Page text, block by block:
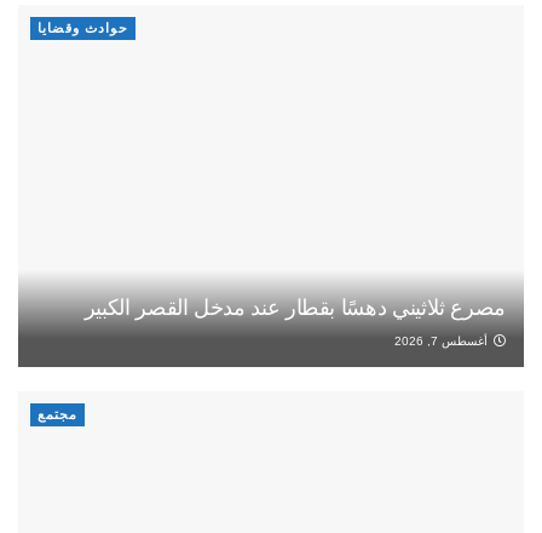
حوادث وقضايا
مصرع ثلاثيني دهسًا بقطار عند مدخل القصر الكبير
أغسطس 7, 2026
مجتمع